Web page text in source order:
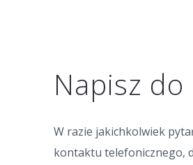
Napisz do
W razie jakichkolwiek
kontaktu telefonicznego,